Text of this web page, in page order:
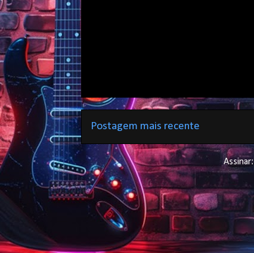
Postagem mais recente
Assinar: